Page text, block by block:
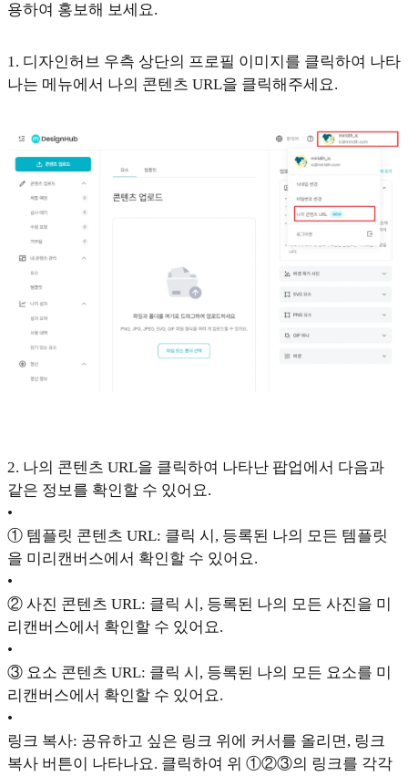
용하여 홍보해 보세요.
1. 디자인허브 우측 상단의 프로필 이미지를 클릭하여 나타
나는 메뉴에서 나의 콘텐츠 URL을 클릭해주세요.
2. 나의 콘텐츠 URL을 클릭하여 나타난 팝업에서 다음과
같은 정보를 확인할 수 있어요.
•
① 템플릿 콘텐츠 URL: 클릭 시, 등록된 나의 모든 템플릿
을 미리캔버스에서 확인할 수 있어요.
•
② 사진 콘텐츠 URL: 클릭 시, 등록된 나의 모든 사진을 미
리캔버스에서 확인할 수 있어요.
•
③ 요소 콘텐츠 URL: 클릭 시, 등록된 나의 모든 요소를 미
리캔버스에서 확인할 수 있어요.
•
링크 복사: 공유하고 싶은 링크 위에 커서를 올리면, 링크
복사 버튼이 나타나요. 클릭하여 위 ①②③의 링크를 각각